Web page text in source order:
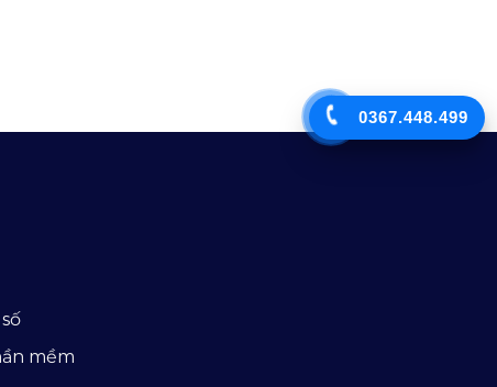
mềm
0367.448.499